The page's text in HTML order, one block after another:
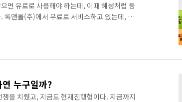
면 유료로 사용해야 하는데, 이때 혜성처럼 등
록앤올(주)에서 무료로 서비스하고 있는데, 스
보니 항상 고마움을 갖고 있다. 과연 김기사
을 수 있다. 삼성화재에 가입하라는 광고인데,
누구일까?
을 치뤘고, 지금도 현재진행형이다. 지금까지